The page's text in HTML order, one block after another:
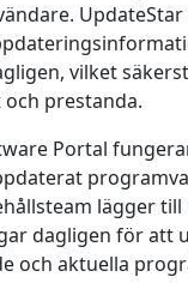
vilket
prestanda.
Portal
lägger
dagligen för att
och aktuella